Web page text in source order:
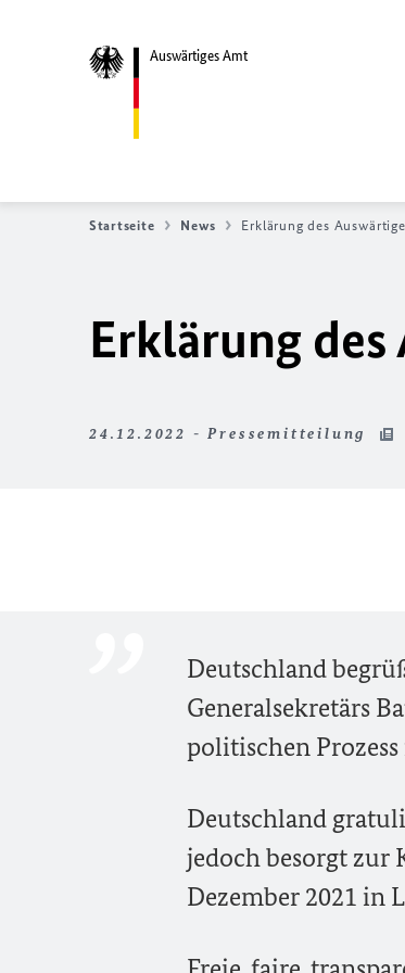
Auswärtiges Amt
Startseite News Erklärung des
Erklärung
24.12.2022 - Pressemitteilung
Deutschland
Generalsekretärs
politischen
Deutschland
jedoch besorgt zur
Dezember 2021 in